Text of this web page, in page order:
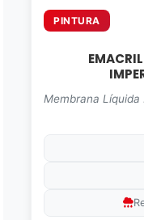
PINTURA
Membrana Líquida